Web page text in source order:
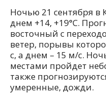
Ночью 21 сентября в
днем +14, +19°C.
восточный с
ветер, порывы
с, а днем – 15 м/с.
местами пройдет
также
умеренные, дожди.